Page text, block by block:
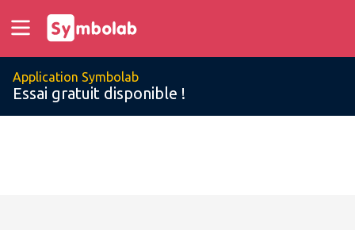
Application Symbolab
Essai gratuit disponible !